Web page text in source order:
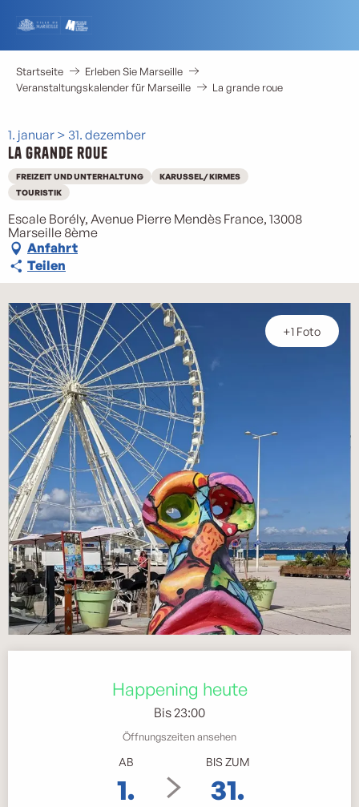
contenu
principal
Startseite
Erleben Sie Marseille
Veranstaltungskalender für Marseille
La grande roue
1. januar > 31. dezember
La grande roue
FREIZEIT UND UNTERHALTUNG
KARUSSEL/ KIRMES
TOURISTIK
Escale Borély, Avenue Pierre Mendès France, 13008
Marseille 8ème
Anfahrt
Teilen
+1 Foto
Happening heute
Bis 23:00
Öffnungszeiten ansehen
AB
1.
BIS ZUM
31.